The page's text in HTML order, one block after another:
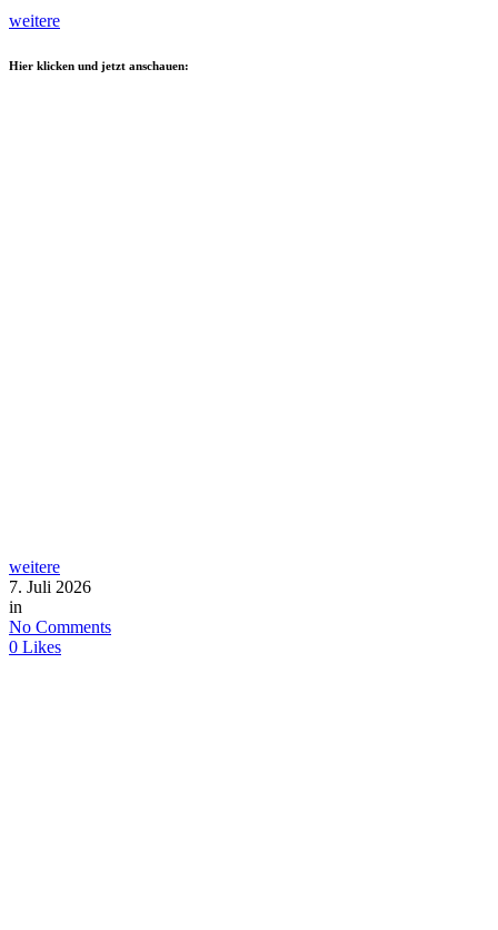
weitere
Hier klicken und jetzt anschauen:
weitere
7. Juli 2026
in
No Comments
0 Likes